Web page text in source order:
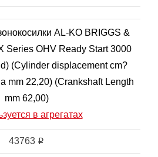
AL-KO BRIGGS &
Series OHV Ready Start 3000
(Cylinder displacement cm?
mm 22,20) (Crankshaft Length
mm 62,00)
в агрегатах
43763 i